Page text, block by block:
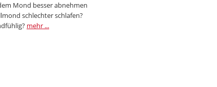
Mond besser abnehmen
schlechter schlafen?
mehr ...